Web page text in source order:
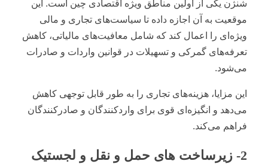
شنژن یکی از اولین مناطق ویژه اقتصادی چین است. این
موقعیت به آن اجازه داده تا سیاست‌های تجاری و مالی
ویژه‌ای را اعمال کند که شامل معافیت‌های مالیاتی، کاهش
تعرفه‌های گمرکی و تسهیلات در قوانین واردات و صادرات
می‌شود.
این مزایا، هزینه‌های تجاری را به طور قابل توجهی کاهش
می‌دهد و انگیزه‌ای قوی برای واردکنندگان و صادرکنندگان
فراهم می‌کند.
2- زیرساخت های حمل و نقل و لجستیک